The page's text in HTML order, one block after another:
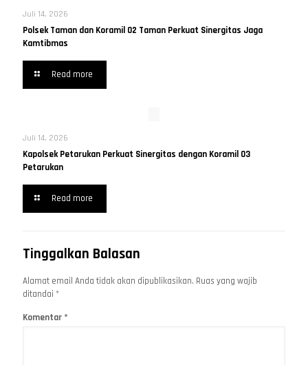
Juli 14, 2026
Polsek Taman dan Koramil 02 Taman Perkuat Sinergitas Jaga
Kamtibmas
Read more
Juli 14, 2026
Kapolsek Petarukan Perkuat Sinergitas dengan Koramil 03
Petarukan
Read more
Tinggalkan Balasan
Alamat email Anda tidak akan dipublikasikan. Ruas yang wajib
ditandai *
Komentar *